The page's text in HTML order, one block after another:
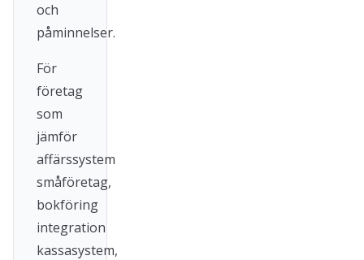
och
påminnelser.
För
företag
som
jämför
affärssystem
småföretag,
bokföring
integration
kassasystem,